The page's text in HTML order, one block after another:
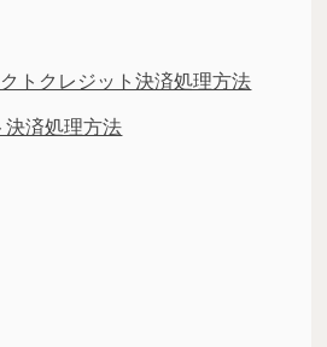
トクレジット決済処理方法
済処理方法